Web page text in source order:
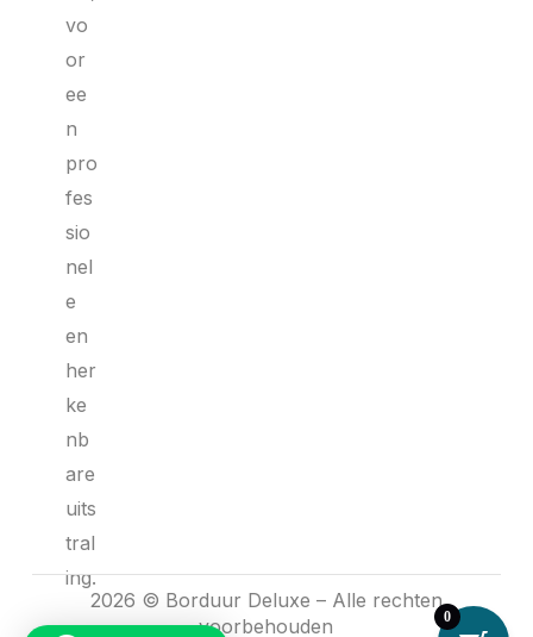
vo
or
ee
n
pro
fes
sio
nel
e
en
her
ke
nb
are
uits
tral
ing.
2026 © Borduur Deluxe – Alle rechten
voorbehouden
0